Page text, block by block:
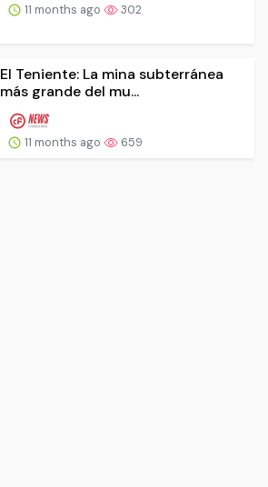
11 months ago 302
El Teniente: La mina subterránea
más grande del mu...
11 months ago 659